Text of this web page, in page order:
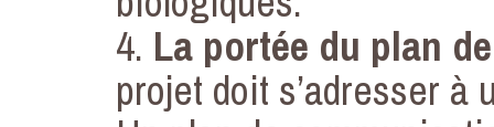
4. La portée du plan
projet doit s’adresser